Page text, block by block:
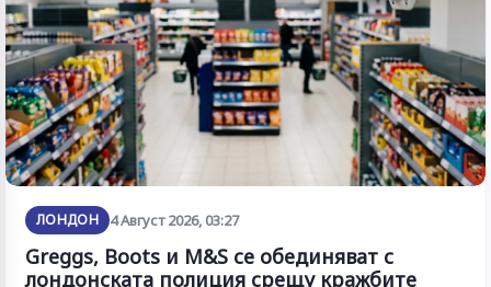
ЛОНДОН 4 Август 2026, 03:27
Greggs, Boots и M&S се обединяват с
лондонската полиция срещу кражбите